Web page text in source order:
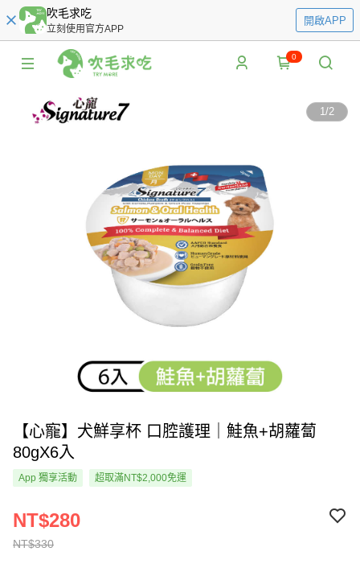
吹毛求吃
立刻使用官方APP
開啟APP
0
1/2
【心寵】犬鮮享杯 口腔護理｜鮭魚+胡蘿蔔
80gX6入
App 獨享活動 超取滿NT$2,000免運
NT$330
NT$280